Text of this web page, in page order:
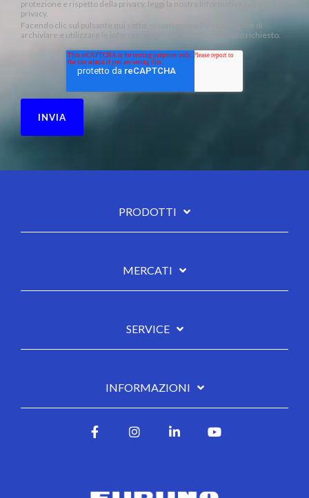
protezione e rispetto della privacy, leggi la nostra Informativa sulla
privacy.
Facendo clic sul pulsante qui sotto, si consente a Furuno France di
archiviare e utilizzare le informazioni per fornire il contenuto richiesto.
PRODOTTI
MERCATI
SERVICE
INFORMAZIONI
FacebookInstagram
LinkedIn